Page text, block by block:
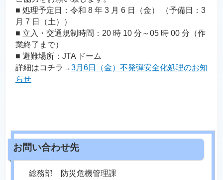
■ 処理予定日：令和 8 年 3 月 6 日（金） （予備日：3
月 7 日（土））
■ 立入・交通規制時間：20 時 10 分～05 時 00 分（作
業終了まで）
■ 避難場所：JTA ドーム
詳細はコチラ→3月6日（金）不発弾安全化処理のお知
らせ
総務部 防災危機管理課